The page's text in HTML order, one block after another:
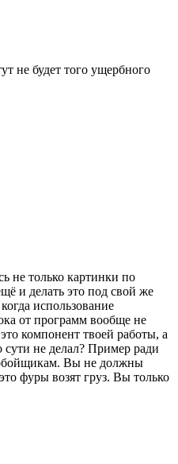
не будет того ущербного
не только картинки по
и делать это под свой же
использование
от программ вообще не
компонент твоей работы, а
не делал? Пример ради
Вы не должны
фуры возят груз. Вы только